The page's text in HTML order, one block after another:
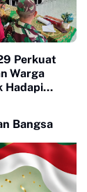
Perkuat
Warga
Hadapi
Bangsa